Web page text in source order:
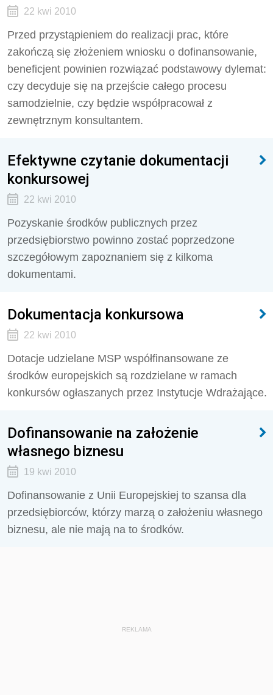
22 kwi 2010
Przed przystąpieniem do realizacji prac, które
zakończą się złożeniem wniosku o dofinansowanie,
beneficjent powinien rozwiązać podstawowy dylemat:
czy decyduje się na przejście całego procesu
samodzielnie, czy będzie współpracował z
zewnętrznym konsultantem.
Efektywne czytanie dokumentacji
konkursowej
22 kwi 2010
Pozyskanie środków publicznych przez
przedsiębiorstwo powinno zostać poprzedzone
szczegółowym zapoznaniem się z kilkoma
dokumentami.
Dokumentacja konkursowa
22 kwi 2010
Dotacje udzielane MSP współfinansowane ze
środków europejskich są rozdzielane w ramach
konkursów ogłaszanych przez Instytucje Wdrażające.
Dofinansowanie na założenie
własnego biznesu
19 kwi 2010
Dofinansowanie z Unii Europejskiej to szansa dla
przedsiębiorców, którzy marzą o założeniu własnego
biznesu, ale nie mają na to środków.
REKLAMA